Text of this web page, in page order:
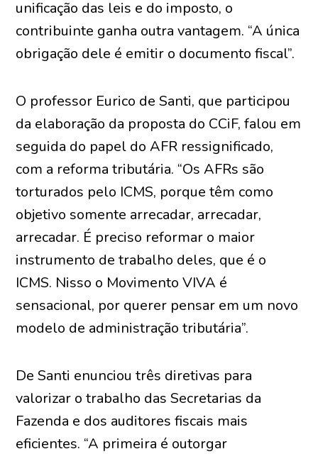
unificação das leis e do imposto, o
contribuinte ganha outra vantagem. “A única
obrigação dele é emitir o documento fiscal”.
O professor Eurico de Santi, que participou
da elaboração da proposta do CCiF, falou em
seguida do papel do AFR ressignificado,
com a reforma tributária. “Os AFRs são
torturados pelo ICMS, porque têm como
objetivo somente arrecadar, arrecadar,
arrecadar. É preciso reformar o maior
instrumento de trabalho deles, que é o
ICMS. Nisso o Movimento VIVA é
sensacional, por querer pensar em um novo
modelo de administração tributária”.
De Santi enunciou três diretivas para
valorizar o trabalho das Secretarias da
Fazenda e dos auditores fiscais mais
eficientes. “A primeira é outorgar